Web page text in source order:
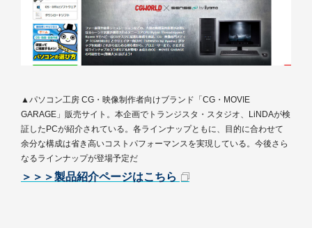
▲パソコン工房 CG・映像制作者向けブランド「CG・MOVIE
GARAGE」販売サイト。本企画でトランジスタ・スタジオ、LiNDAが検
証したPCが紹介されている。各ラインナップともに、目的に合わせて
余分な構成は省き高いコストパフォーマンスを実現している。今後さら
なるラインナップが登場予定だ
＞＞＞製品紹介ページはこちら